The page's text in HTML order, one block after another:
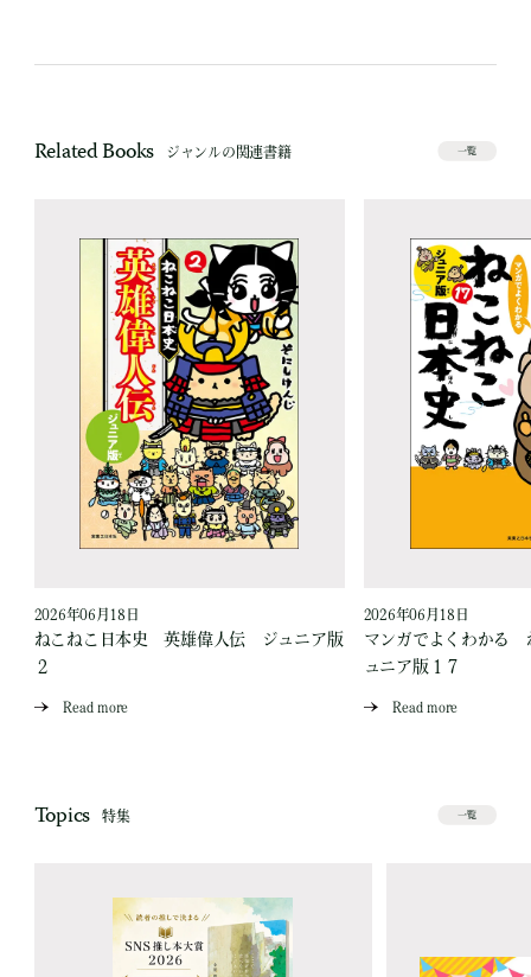
Related Books ジャンルの関連書籍 一覧
2026年06月18日
ねこねこ日本史 英雄偉人伝 ジュニア版
２
Read more
2026年06月18日
マンガでよくわかる
ュニア版１７
Read more
Topics 特集 一覧